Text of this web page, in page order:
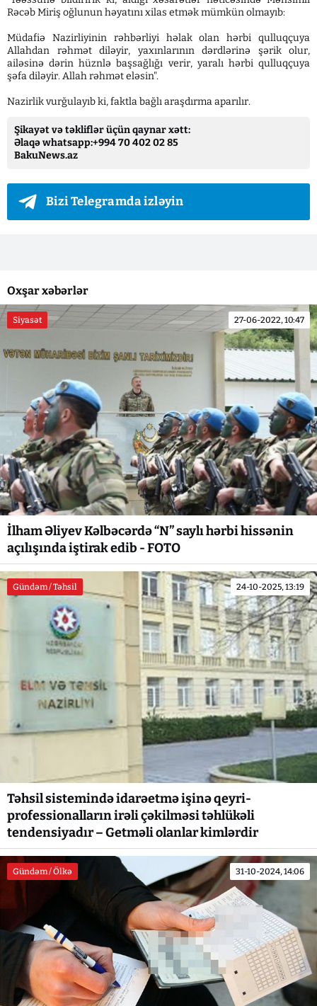
Rəcəb Miriş oğlunun həyatını xilas etmək mümkün olmayıb:
Müdafiə Nazirliyinin rəhbərliyi həlak olan hərbi qulluqçuya
Allahdan rəhmət diləyir, yaxınlarının dərdlərinə şərik olur,
ailəsinə dərin hüznlə başsağlığı verir, yaralı hərbi qulluqçuya
şəfa diləyir. Allah rəhmət eləsin".
Nazirlik vurğulayıb ki, faktla bağlı araşdırma aparılır.
Şikayət və təkliflər üçün qaynar xətt:
Əlaqə whatsapp:+994 70 402 02 85
BakuNews.az
Bizi Telegramda izləyin
Oxşar xəbərlər
Siyasət 27-06-2022, 10:47
İlham Əliyev Kəlbəcərdə “N” saylı hərbi hissənin
açılışında iştirak edib - FOTO
Gündəm / Təhsil 24-10-2025, 13:19
Təhsil sistemində idarəetmə işinə qeyri-
professionalların irəli çəkilməsi təhlükəli
tendensiyadır – Getməli olanlar kimlərdir
Gündəm / Ölkə 31-10-2024, 14:06